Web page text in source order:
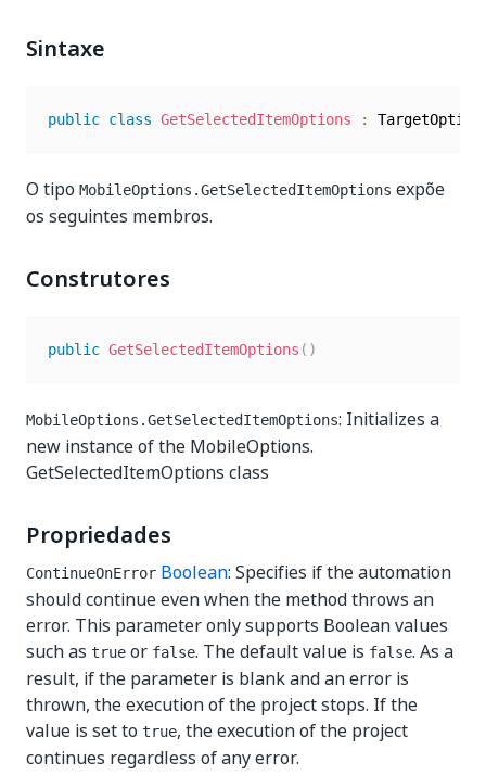
Sintaxe
public class GetSelectedItemOptions :
O tipo MobileOptions.GetSelectedItemOptions expõe
os seguintes membros.
Construtores
public GetSelectedItemOptions ( )
MobileOptions.GetSelectedItemOptions: Initializes a
new instance of the MobileOptions.
GetSelectedItemOptions class
Propriedades
ContinueOnError Boolean: Specifies if the automation
should continue even when the method throws an
error. This parameter only supports Boolean values
such as true or false. The default value is false. As a
result, if the parameter is blank and an error is
thrown, the execution of the project stops. If the
value is set to true, the execution of the project
continues regardless of any error.